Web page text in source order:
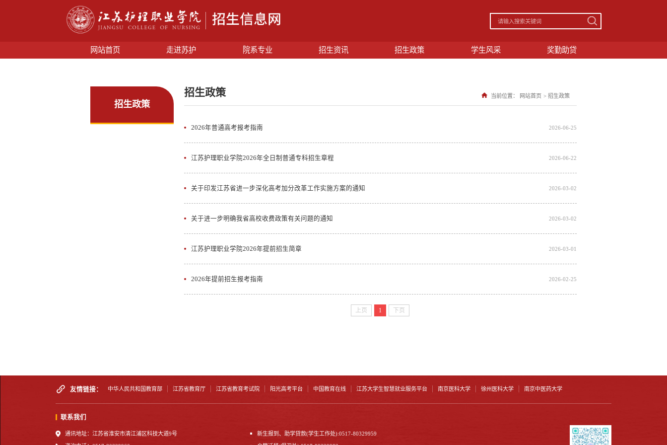
网站首页 走进苏护 院系专业 招生资讯 招生政策 学生风采 奖勤助贷
招生政策
招生政策 当前位置： 网站首页 > 招生政策
2026-06-25
2026年普通高考报考指南
2026-06-22
江苏护理职业学院2026年全日制普通专科招生章程
2026-03-02
关于印发江苏省进一步深化高考加分改革工作实施方案的通知
2026-03-02
关于进一步明确我省高校收费政策有关问题的通知
2026-03-01
江苏护理职业学院2026年提前招生简章
2026-02-25
2026年提前招生报考指南
上页 1 下页
友情链接： 中华人民共和国教育部 江苏省教育厅 江苏省教育考试院 阳光高考平台 中国教育在线 江苏大学生智慧就业服务平台 南京医科大学 徐州医科大学 南京中医药大学
联系我们
通讯地址：江苏省淮安市清江浦区科技大道9号 新生报到、助学贷款(学生工作处):0517-80329959